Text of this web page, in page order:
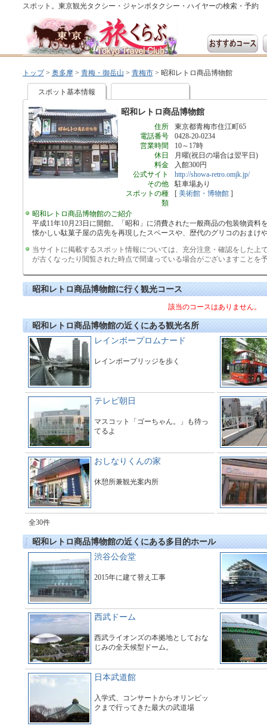
スポット。東京観光タクシー・ジャンボタクシー・ハイヤーの検索・予約
トップ> 奥多摩> 青梅・御岳山 > 青梅市> 昭和レトロ商品博物館
スポット基本情報
昭和レトロ商品博物館
住所
東京都青梅市住江町65
電話番号
0428-20-0234
営業時間
10～17時
休日
月曜(祝日の場合は翌平日)
料金
入館300円
公式サイト
http://showa-retro.omjk.jp/
その他
駐車場あり
スポットの種
類
[ 美術館・博物館]
昭和レトロ商品博物館のご紹介
平成11年10月23日に開館。「昭和」に消費された一般商品の包装物資料
懐かしい駄菓子屋の店先を再現したスペースや、歴代のグリコのおまけ
当サイトに掲載するスポット情報については、充分注意・確認をした上
が古くなったり閲覧された時点で間違っている場合がございますことを
昭和レトロ商品博物館に行く観光コース
該当のコースはありません。
昭和レトロ商品博物館の近くにある観光名所
レインボープロムナード
レインボーブリッジを歩く
テレビ朝日
マスコット「ゴーちゃん。」も待っ
てるよ
おしなりくんの家
休憩所兼観光案内所
全30件
昭和レトロ商品博物館の近くにある多目的ホール
渋谷公会堂
2015年に建て替え工事
西武ドーム
西武ライオンズの本拠地としておな
じみの全天候型ドーム。
日本武道館
入学式、コンサートからオリンピッ
クまで行ってきた最大の武道場